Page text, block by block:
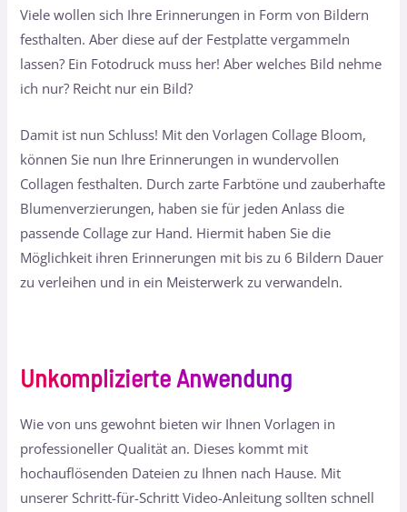
Viele wollen sich Ihre Erinnerungen in Form von Bildern
festhalten. Aber diese auf der Festplatte vergammeln
lassen? Ein Fotodruck muss her! Aber welches Bild nehme
ich nur? Reicht nur ein Bild?
Damit ist nun Schluss! Mit den Vorlagen Collage Bloom,
können Sie nun Ihre Erinnerungen in wundervollen
Collagen festhalten. Durch zarte Farbtöne und zauberhafte
Blumenverzierungen, haben sie für jeden Anlass die
passende Collage zur Hand. Hiermit haben Sie die
Möglichkeit ihren Erinnerungen mit bis zu 6 Bildern Dauer
zu verleihen und in ein Meisterwerk zu verwandeln.
Unkomplizierte Anwendung
Wie von uns gewohnt bieten wir Ihnen Vorlagen in
professioneller Qualität an. Dieses kommt mit
hochauflösenden Dateien zu Ihnen nach Hause. Mit
unserer Schritt-für-Schritt Video-Anleitung sollten schnell